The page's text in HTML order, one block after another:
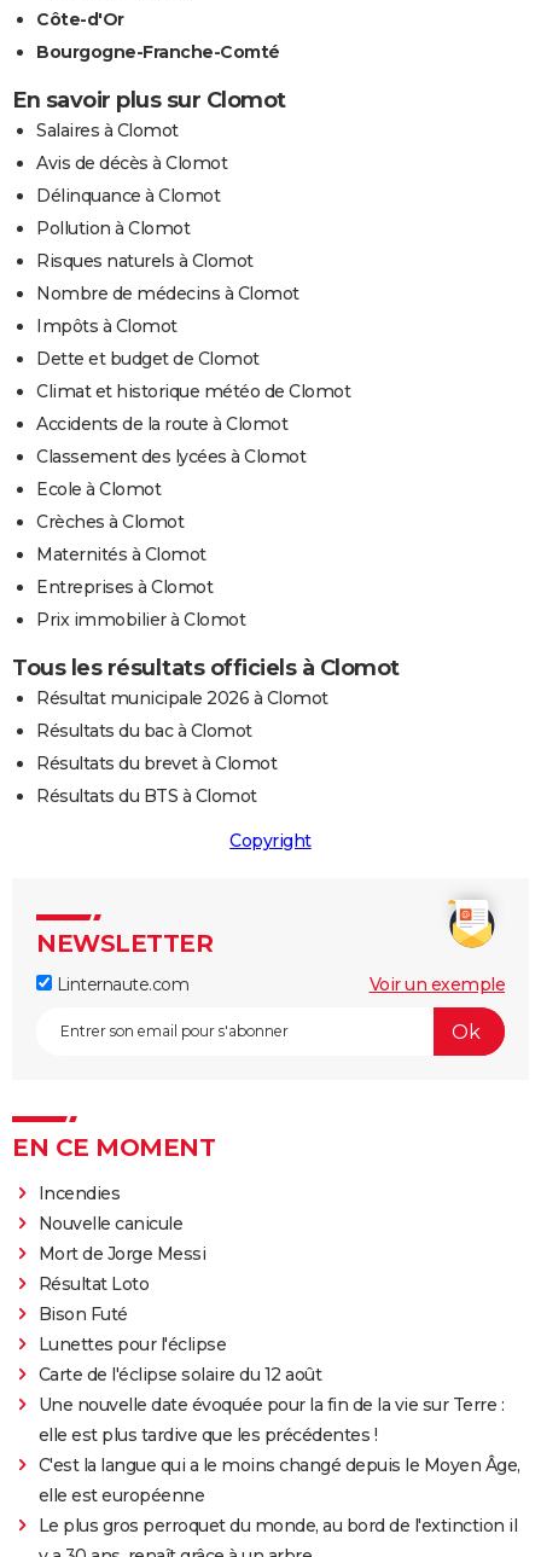
Côte-d'Or
Bourgogne-Franche-Comté
En savoir plus sur Clomot
Salaires à Clomot
Avis de décès à Clomot
Délinquance à Clomot
Pollution à Clomot
Risques naturels à Clomot
Nombre de médecins à Clomot
Impôts à Clomot
Dette et budget de Clomot
Climat et historique météo de Clomot
Accidents de la route à Clomot
Classement des lycées à Clomot
Ecole à Clomot
Crèches à Clomot
Maternités à Clomot
Entreprises à Clomot
Prix immobilier à Clomot
Tous les résultats officiels à Clomot
Résultat municipale 2026 à Clomot
Résultats du bac à Clomot
Résultats du brevet à Clomot
Résultats du BTS à Clomot
Copyright
NEWSLETTER
Linternaute.com Voir un exemple
EN CE MOMENT
Incendies
Nouvelle canicule
Mort de Jorge Messi
Résultat Loto
Bison Futé
Lunettes pour l'éclipse
Carte de l'éclipse solaire du 12 août
Une nouvelle date évoquée pour la fin de la vie sur Terre :
elle est plus tardive que les précédentes !
C'est la langue qui a le moins changé depuis le Moyen Âge,
elle est européenne
Le plus gros perroquet du monde, au bord de l'extinction il